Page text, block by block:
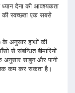
देना की आवश्यकता
की स्वच्छता एक सबसे
के अनुसार हाथों की
से संबन्धित बीमारियों
साबुन और पानी
तक कम कर सकता है।